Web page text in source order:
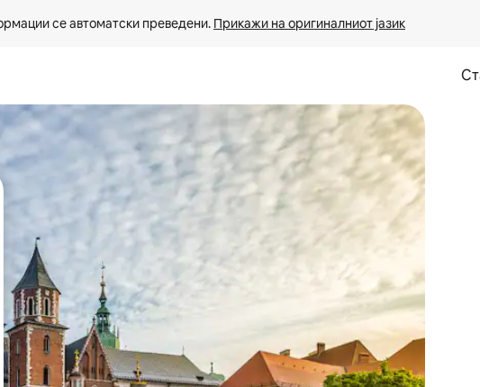
се автоматски преведени. Прикажи на оригиналниот јазик